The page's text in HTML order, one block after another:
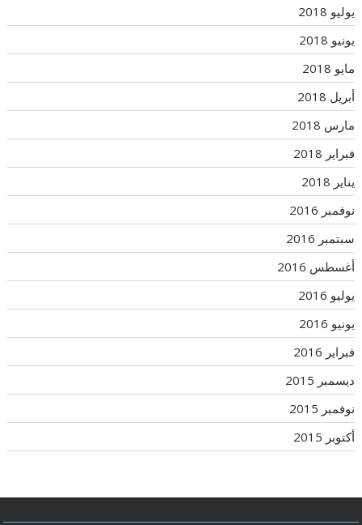
يوليو 2018
يونيو 2018
مايو 2018
أبريل 2018
مارس 2018
فبراير 2018
يناير 2018
نوفمبر 2016
سبتمبر 2016
أغسطس 2016
يوليو 2016
يونيو 2016
فبراير 2016
ديسمبر 2015
نوفمبر 2015
أكتوبر 2015